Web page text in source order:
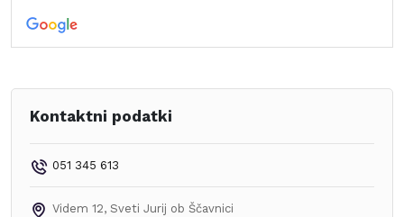
Kontaktni podatki
051 345 613
Videm 12, Sveti Jurij ob Ščavnici